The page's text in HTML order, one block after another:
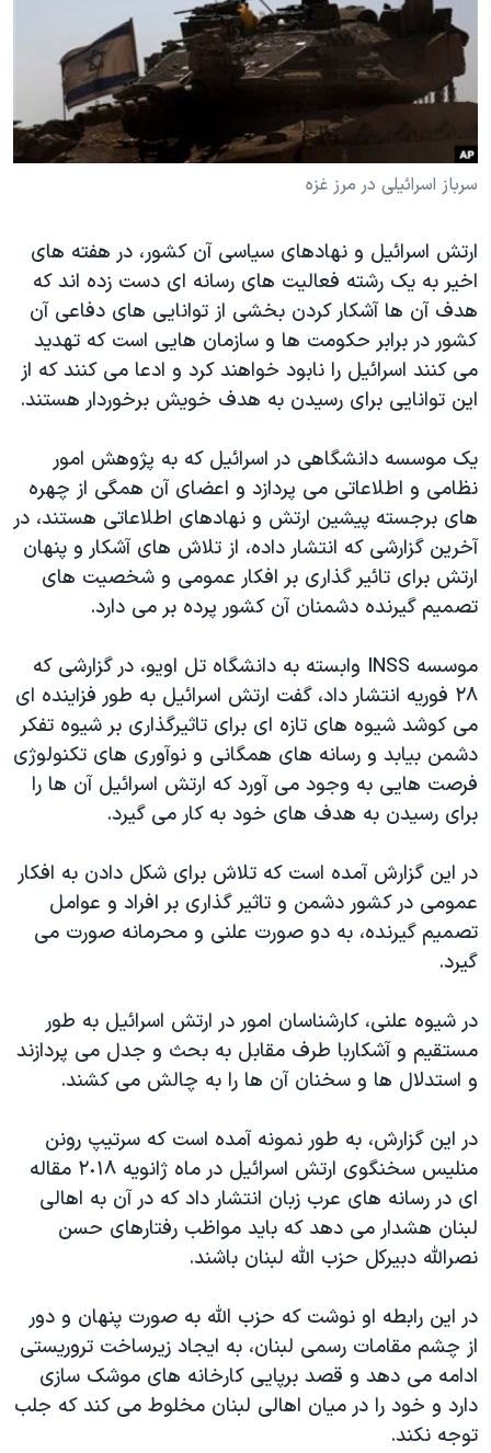
فرهنگ و زندگی
حقوق شهروندی
اقتصادی
اسرائیل در جنگ
آرشیو پخش زنده
مستندها
انتخابات ریاست جمهوری آمریکا ۲۰۲۴
حمله جمهوری اسلامی به اسرائیل
ورزش زنان در ایران
مجموعه مستندهای دادخواهی
تریبونال مردمی آبان ۹۸
دادگاه حمید نوری
چهل سال گروگان‌گیری
قانون شفافیت دارائی کادر رهبری ایران
اعتراضات مردمی آبان ۹۸
اسرائیل در جنگ
نرگس محمدی برنده جایزه نوبل صلح
همایش محافظه‌کاران آمریکا «سی‌پک»
صفحه‌های ویژه
دنبال کنید
زبانهای مختلف
سرباز اسرائیلی در مرز غزه
ارتش اسرائیل و نهادهای سیاسی آن کشور، در هفته های
اخیر به یک رشته فعالیت های رسانه ای دست زده اند که
هدف آن ها آشکار كردن بخشی از توانایی های دفاعی آن
کشور در برابر حکومت ها و سازمان هایی است که تهدید
می کنند اسرائیل را نابود خواهند کرد و ادعا می کنند که از
این توانایی برای رسیدن به هدف خویش برخوردار هستند.
یک موسسه دانشگاهی در اسرائیل که به پژوهش امور
نظامی و اطلاعاتی می پردازد و اعضای آن همگی از چهره
های برجسته پیشین ارتش و نهادهای اطلاعاتی هستند، در
آخرین گزارشی که انتشار داده، از تلاش های آشکار و پنهان
ارتش برای تائیر گذاری بر افکار عمومی و شخصیت های
تصمیم گیرنده دشمنان آن كشور پرده بر می دارد.
موسسه INSS وابسته به دانشگاه تل اویو، در گزارشی که
٢٨ فوریه انتشار داد، گفت ارتش اسرائیل به طور فزاینده ای
می کوشد شیوه های تازه ای برای تاثیرگذاری بر شیوه تفکر
دشمن بیابد و رسانه های همگانی و نوآوری های تکنولوژی
فرصت هایی به وجود می آورد که ارتش اسرائیل آن ها را
برای رسیدن به هدف های خود به کار می گیرد.
در این گزارش آمده است که تلاش برای شکل دادن به افکار
عمومی در کشور دشمن و تاثیر گذاری بر افراد و عوامل
تصمیم گیرنده، به دو صورت علنی و محرمانه صورت می
گیرد.
در شیوه علنی، کارشناسان امور در ارتش اسرائیل به طور
مستقیم و آشکاربا طرف مقابل به بحث و جدل می پردازند
و استدلال ها و سخنان آن ها را به چالش می کشند.
در این گزارش، به طور نمونه آمده است که سرتیپ رونن
منلیس سخنگوی ارتش اسرائیل در ماه ژانویه ٢٠١٨ مقاله
ای در رسانه های عرب زبان انتشار داد که در آن به اهالی
لبنان هشدار می دهد که باید مواظب رفتارهای حسن
نصرالله دبیرکل حزب الله لبنان باشند.
در این رابطه او نوشت که حزب الله به صورت پنهان و دور
از چشم مقامات رسمی لبنان، به ایجاد زیرساخت تروریستی
ادامه می دهد و قصد برپایی کارخانه های موشک سازی
دارد و خود را در میان اهالی لبنان مخلوط می كند که جلب
توجه نکند.